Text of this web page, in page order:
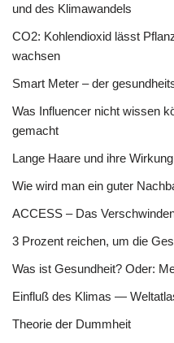
und des Klimawandels
CO2: Kohlendioxid lässt
wachsen
Smart Meter – der
Was Influencer nicht wissen
gemacht
Lange Haare und ihre
Wie wird man ein guter
ACCESS – Das
3 Prozent reichen, um die
Was ist Gesundheit? Oder:
Einfluß des Klimas —
Theorie der Dummheit